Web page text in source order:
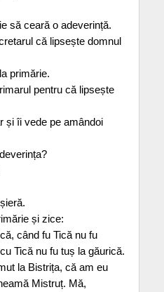
să ceară o adeverință.
că lipsește domnul
primărie.
pentru că lipsește
și îi vede pe amândoi
și zice:
când fu Tică nu fu
Tică nu fu tuș la găurică.
la Bistrița, că am eu
Mistruț. Mă,